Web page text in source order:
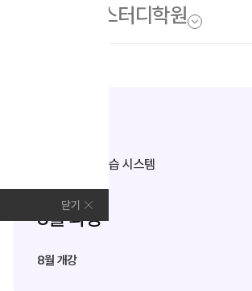
닫기
과목별 집중 학습 시스템
Fit AM
8월 과정
8월 개강